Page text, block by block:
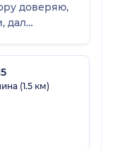
доверяю,
дал
(1.5 км)